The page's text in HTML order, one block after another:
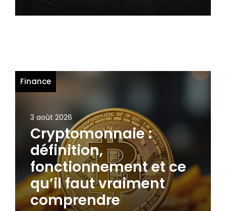
Finance
3 août 2026
Cryptomonnaie :
définition,
fonctionnement et ce
qu’il faut vraiment
comprendre